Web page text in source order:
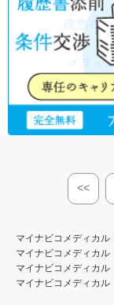
<<
マイナビコメディカル
マイナビコメディカル
マイナビコメディカル
マイナビコメディカル